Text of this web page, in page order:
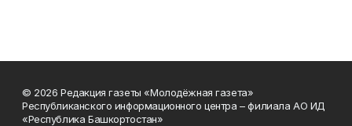
© 2026 Редакция газеты «Молодёжная газета»
Республиканского информационного центра – филиала АО ИД
«Республика Башкортостан»